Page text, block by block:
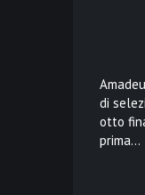
di
otto
prima…